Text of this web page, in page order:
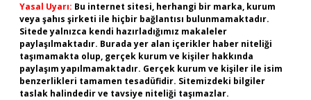
Yasal Uyarı: Bu internet sitesi, herhangi bir marka, kurum
veya şahıs şirketi ile hiçbir bağlantısı bulunmamaktadır.
Sitede yalnızca kendi hazırladığımız makaleler
paylaşılmaktadır. Burada yer alan içerikler haber niteliği
taşımamakta olup, gerçek kurum ve kişiler hakkında
paylaşım yapılmamaktadır. Gerçek kurum ve kişiler ile isim
benzerlikleri tamamen tesadüfidir. Sitemizdeki bilgiler
taslak halindedir ve tavsiye niteliği taşımazlar.